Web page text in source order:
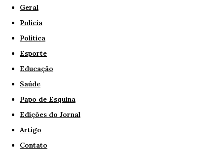
Geral
Polícia
Política
Esporte
Educação
Saúde
Papo de Esquina
Edições do Jornal
Artigo
Contato